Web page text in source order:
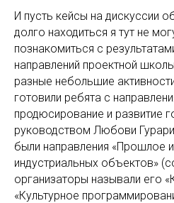
И пусть кейсы на дискуссии
долго находиться я тут не
познакомиться с
направлений проектной
разные небольшие
готовили ребята с
продюсирование и развитие
руководством Любови
были направления «Прошлое
индустриальных объектов»
организаторы называли его
«Культурное